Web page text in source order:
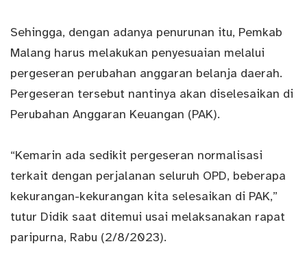
Sehingga, dengan adanya penurunan itu, Pemkab
Malang harus melakukan penyesuaian melalui
pergeseran perubahan anggaran belanja daerah.
Pergeseran tersebut nantinya akan diselesaikan di
Perubahan Anggaran Keuangan (PAK).
“Kemarin ada sedikit pergeseran normalisasi
terkait dengan perjalanan seluruh OPD, beberapa
kekurangan-kekurangan kita selesaikan di PAK,”
tutur Didik saat ditemui usai melaksanakan rapat
paripurna, Rabu (2/8/2023).